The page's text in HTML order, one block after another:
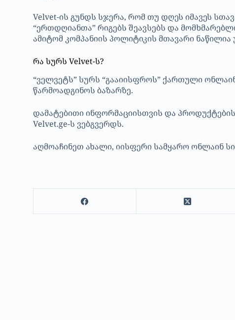
Velvet-ის გუნდს სჯერა, რომ თუ დღეს იმავეს
“ერთდღიანთა” რიგებს შეავსებს და
ამიტომ კომპანიის პოლიტიკის მთავარი ნაწილია
რა სურს Velvet-ს?
“ველვეტს” სურს “გააიისფროს” ქართული
წარმოადგინოს ბაზარზე.
დამატებითი ინფორმაციისთვის და
Velvet.ge-ს ვებგვერდს.
აღმოაჩინეთ ახალი, იისფერი სამყარო ონლაინ